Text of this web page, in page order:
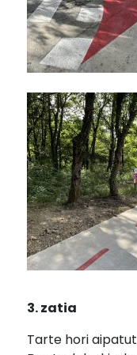
3. zatia
Tarte hori